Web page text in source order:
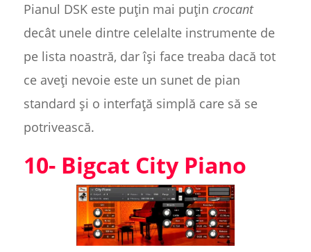
Pianul DSK este puțin mai puțin crocant
decât unele dintre celelalte instrumente de
pe lista noastră, dar își face treaba dacă tot
ce aveți nevoie este un sunet de pian
standard și o interfață simplă care să se
potrivească.
10- Bigcat City Piano